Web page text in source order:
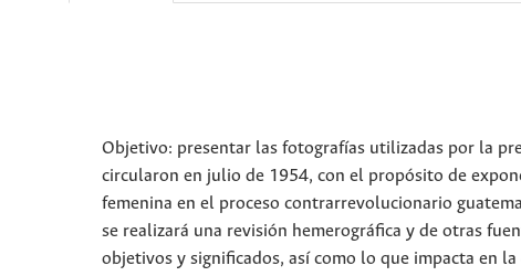
Objetivo: presentar las fotografías utilizadas por la
circularon en julio de 1954, con el propósito de
femenina en el proceso contrarrevolucionario
se realizará una revisión hemerográfica y de otras
objetivos y significados, así como lo que impacta en